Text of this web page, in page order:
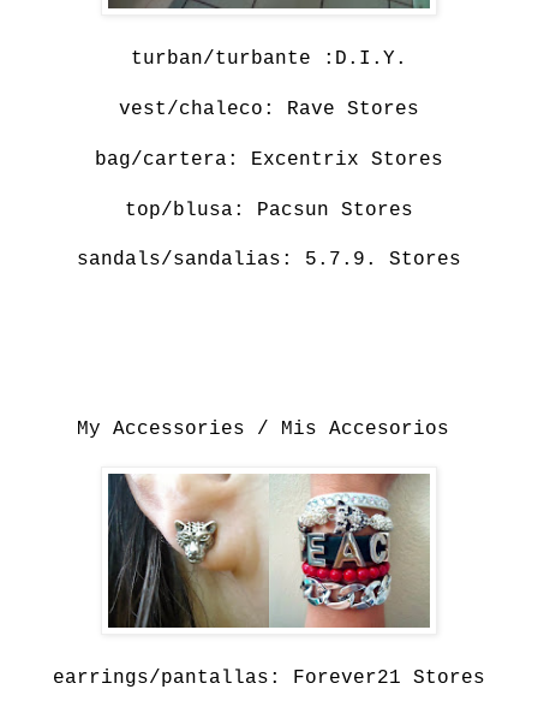
turban/turbante :D.I.Y.
vest/chaleco: Rave Stores
bag/cartera: Excentrix Stores
top/blusa: Pacsun Stores
sandals/sandalias: 5.7.9. Stores
My Accessories / Mis Accesorios
earrings/pantallas: Forever21 Stores